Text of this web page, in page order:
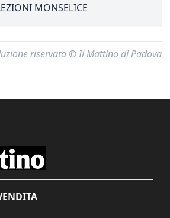
MONSELICE
riservata © Il Mattino di Padova